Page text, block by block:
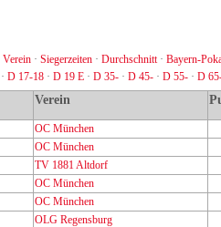
Verein · Siegerzeiten · Durchschnitt· Bayern-
· D 17-18 · D 19 E · D 35- · D 45- · D 55- · D
Verein
OC München
OC München
TV 1881 Altdorf
OC München
OC München
OLG Regensburg